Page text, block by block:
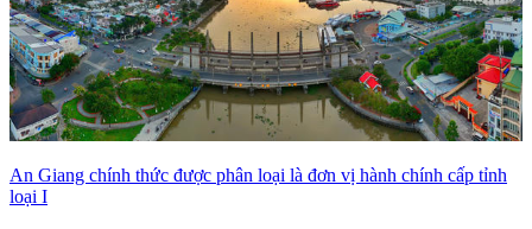
An Giang chính thức được phân loại là đơn vị hành chính cấp tỉnh
loại I